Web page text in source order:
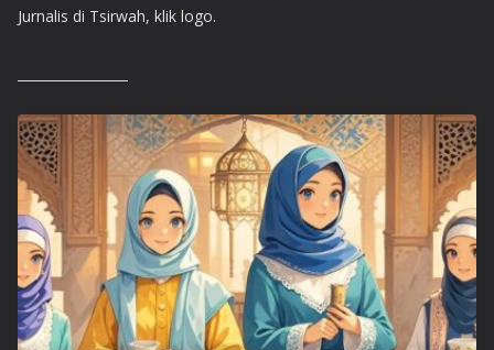
Jurnalis di Tsirwah, klik logo.